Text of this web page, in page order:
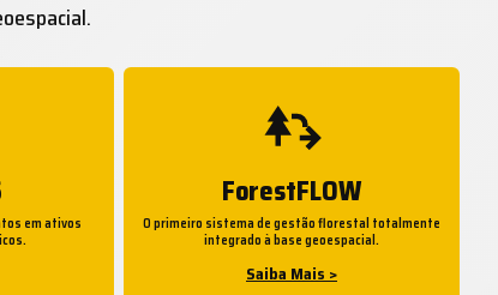
em ativos
ForestFLOW
O primeiro sistema de gestão florestal totalmente
integrado à base geoespacial.
Saiba Mais >